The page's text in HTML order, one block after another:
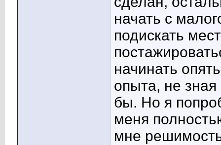
начать с
подискать
начинать
опыта, не
бы. Но я
меня
мне